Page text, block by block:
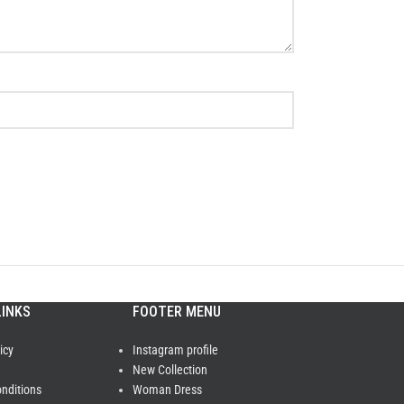
FOOTER MENU
Instagram profile
New Collection
Woman Dress